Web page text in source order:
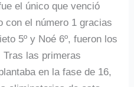
el único que venció
con el número 1 gracias
5º y Noé 6º, fueron los
las primeras
en la fase de 16,